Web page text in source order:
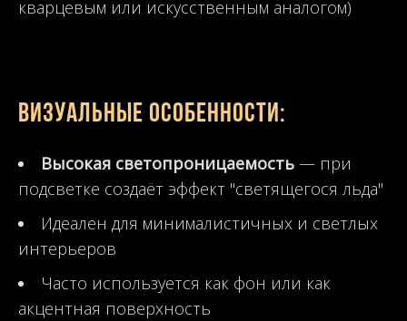
кварцевым или искусственным аналогом)
Визуальные особенности:
Высокая светопроницаемость — при
подсветке создаёт эффект "светящегося льда"
Идеален для минималистичных и светлых
интерьеров
Часто используется как фон или как
акцентная поверхность